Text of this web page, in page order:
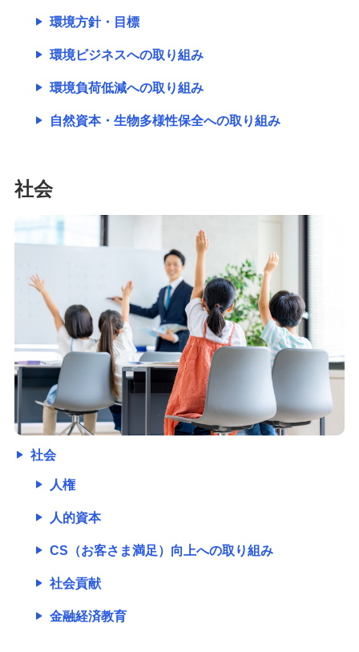
環境方針・目標
環境ビジネスへの取り組み
環境負荷低減への取り組み
自然資本・生物多様性保全への取り組み
社会
社会
人権
人的資本
CS（お客さま満足）向上への取り組み
社会貢献
金融経済教育